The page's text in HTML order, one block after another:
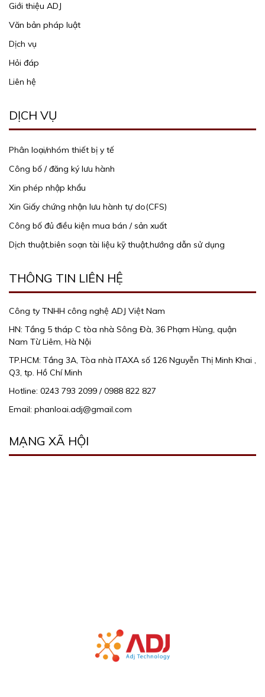
Giới thiệu ADJ
Văn bản pháp luật
Dịch vụ
Hỏi đáp
Liên hệ
DỊCH VỤ
Phân loại/nhóm thiết bị y tế
Công bố / đăng ký lưu hành
Xin phép nhập khẩu
Xin Giấy chứng nhận lưu hành tự do(CFS)
Công bố đủ điều kiện mua bán / sản xuất
Dịch thuật,biên soạn tài liệu kỹ thuật,hướng dẫn sử dụng
THÔNG TIN LIÊN HỆ
Công ty TNHH công nghệ ADJ Việt Nam
HN: Tầng 5 tháp C tòa nhà Sông Đà, 36 Phạm Hùng, quận
Nam Từ Liêm, Hà Nội
TP.HCM: Tầng 3A, Tòa nhà ITAXA số 126 Nguyễn Thị Minh Khai ,
Q3, tp. Hồ Chí Minh
Hotline: 0243 793 2099 / 0988 822 827
Email: phanloai.adj@gmail.com
MẠNG XÃ HỘI